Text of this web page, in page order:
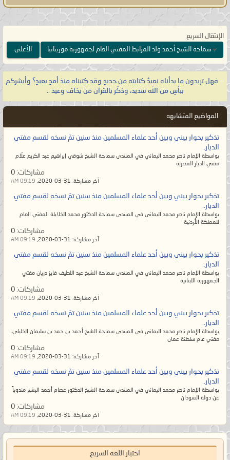
الله تعالى:{وَقَالَ لَهُمْ نَبِيُّهُمْ إِنَّ اللَّهَ قَدْ
بَعَثَ لَكُمْ طَالُوتَ مَلِكًا قَالُوا أَنَّىٰ يَكُونُ لَهُ
الْمُلْكُ عَلَيْنَا وَنَحْنُ أَحَقُّ بِالْمُلْكِ مِنْهُ وَلَمْ
يُؤْتَ سَعَةً مِّنَ الْمَالِ قَالَ إِنَّ اللَّهَ
اصْطَفَاهُ عَلَيْكُمْ وَزاده بسطةً فِي الْعِلْمِ
وَالْجِسْمِ وَاللَّهُ يُؤْتِي مُلْكَهُ مَن يَشَاءُ
وَاللَّهُ وَاسِعٌعَلِيمٌ}صدق الله العظيم
[البقرة:٢٤٧].
يا معشر علماء الأمّة وأتباعهم على
الهُدى لما جاء قدري وعصر ظهوري،
فهل تعلمون متى عصر بعث الإمام
المهديّ؟ إنه يكون في أمّة آخر الزمان
ينتسبون إليها ولم يبقَ إلا الاسم فلا
يسلم الناس من شرّ يده ولا من لسانه،
والمُسلم من سلم الناس من شرّ يده
الضعيف فلا يبقى من الإسلام إلا اسم
لهم ومن القرآن إلا رسمه بين أيديهم
ويتخذونه مهجوراً بحجّة أنه لا يعلمُ
تأويله إلا الله! وإنما يقصد المٌتشابه.
ولكنهم معرضون عن آياته المحكمات
الواضحات البيِّنات أمّ الكتاب لا يزيغ
عنهنّ فيتبع ظاهر المُتشابه إلا من في
قلبه زيغٌ عن الحقّ.
وأما السّنة المحمديّة فيرون السُنَّة بدعةً
والبدعة سُنَّةً؛ أي أنّهم يرون الحقّ منها
باطلاً والباطل الموضوع المخالف
لمُحكم القرآن هو الحقّ! فيضِلّ
عُلماؤهم عن الحقّ ثم يُضلّوا أمّتهم حتى
الإنتقال السريع
سماحة الشيخ أحمد ولد المرابط المفتي العام لجمهورية موريتانيا
الأعلى
« فهل تريدون ما بدأناه نعيدُ كتابته من جديدٍ وقد كتبناه منذ أمدٍ بعيدٍ؟ وأبشركم
ببأسِ من الله شديد، وذكّر بالقرآن من يخاف وعيد ..
المواضيع المتشابهه
تذكير بحوار بيني وبين أحد علماء المسلمين منذ سنين تمّ نسخه لقسم مفتي
الديار..
بواسطة الإمام ناصر محمد اليماني في المنتدى سماحة الشيخ شوقي إبراهيم عبد الكريم علّام
مفتي الديار المصرية
مشاركات:
آخر مشاركة: 09:19 AM
تذكير بحوار بيني وبين أحد علماء المسلمين منذ سنين تمّ نسخه لقسم مفتي
الديار..
بواسطة الإمام ناصر محمد اليماني في المنتدى سماحة الدكتور محمد الخلايلة المفتي العام
للمملكة الأردنية
مشاركات:
آخر مشاركة: 09:19 AM
تذكير بحوار بيني وبين أحد علماء المسلمين منذ سنين تمّ نسخه لقسم مفتي
الديار..
بواسطة الإمام ناصر محمد اليماني في المنتدى سماحة الشيخ عبد اللطيف فايز دريان مفتي
الجمهورية اللبنانية
مشاركات:
آخر مشاركة: 09:19 AM
تذكير بحوار بيني وبين أحد علماء المسلمين منذ سنين تمّ نسخه لقسم مفتي
الديار..
بواسطة الإمام ناصر محمد اليماني في المنتدى سماحة الشيخ أحمد بن حمد بن سليمان الخليلي،
مفتي عام سلطنة عمان
مشاركات:
آخر مشاركة: 09:19 AM
تذكير بحوار بيني وبين أحد علماء المسلمين منذ سنين تمّ نسخه لقسم مفتي
الديار..
بواسطة الإمام ناصر محمد اليماني في المنتدى سماحة الشيخ الدكتور عصام أحمد البشير مندوباً
عن دولة السودان
مشاركات:
آخر مشاركة: 09:19 AM
اختيار اللغة السريع